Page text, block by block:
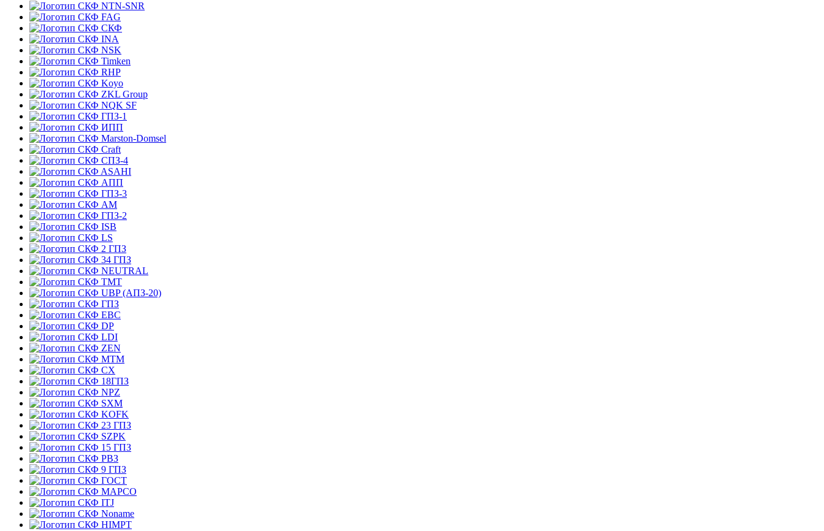
NTN-SNR
FAG
СКФ
INA
NSK
Timken
RHP
Koyo
ZKL Group
NQK SF
ГПЗ-1
ИПП
Marston-Domsel
Craft
СПЗ-4
ASAHI
АПП
ГПЗ-3
АМ
ГПЗ-2
ISB
LS
2 ГПЗ
34 ГПЗ
NEUTRAL
TMT
UBP (АПЗ-20)
ГПЗ
EBC
DP
LDI
ZEN
MTM
CX
18ГПЗ
NPZ
SXM
KOFK
23 ГПЗ
SZPK
15 ГПЗ
РВЗ
9 ГПЗ
ГОСТ
MAPCO
ITJ
Noname
HIMPT